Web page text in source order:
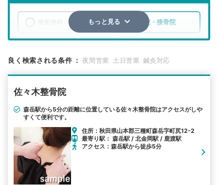
整骨院・接骨院
検索する
駅から探す 院名から探す
もっと見る
良く検索される条件 ： 夜間営業 土日営業 鍼灸対応
佐々木整骨院
森岳駅から5分の距離に位置している佐々木整骨院はアクセスがしや
すくて便利です。
住所：秋田県山本郡三種町森岳字町尻12-2
最寄り駅： 森岳駅 / 北金岡駅 / 鹿渡駅
アクセス：森岳駅から徒歩5分